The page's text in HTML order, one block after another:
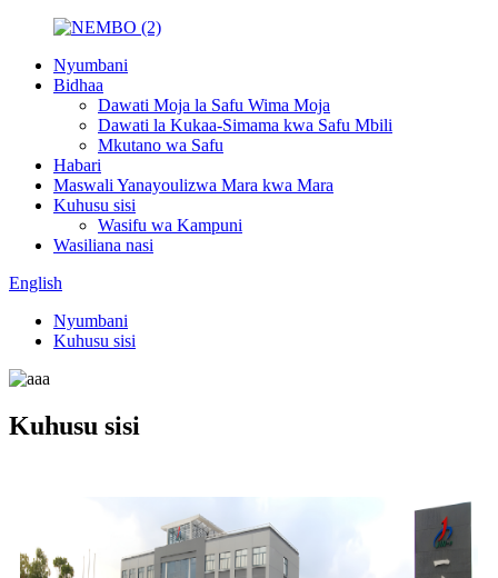
Nyumbani
Bidhaa
Dawati Moja la Safu Wima Moja
Dawati la Kukaa-Simama kwa Safu Mbili
Mkutano wa Safu
Habari
Maswali Yanayoulizwa Mara kwa Mara
Kuhusu sisi
Wasifu wa Kampuni
Wasiliana nasi
English
Nyumbani
Kuhusu sisi
Kuhusu sisi